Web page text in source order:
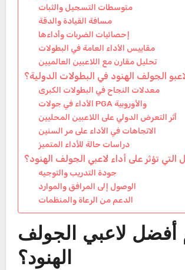
متوسطات التسجيل والثبات
مسافة القيادة والدقة
إحصائيات الضربات وأداءها
مقاييس الأداء العامة في البطولات
تحليل مقارن مع اللاعبين العالميين
الجولف الهنود في البطولات الدولية؟
معدلات النجاح في البطولات الكبرى
الأداء في جولات PGA والأوروبية
أثر التعرض الدولي على اللاعبين المحليين
الاتجاهات في الأداء على مر السنين
دراسات حالة للأداء المتميز
التي تؤثر على أداء لاعبي الجولف الهنود؟
جودة التدريب والتوجيه
الوصول إلى المرافق والموارد
الدعم من الرعاة والمنظمات
لاعبي الجولف
الهنود؟